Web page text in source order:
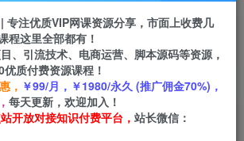
免费 正文
砖项目，日入1k+，不用玩游戏、
专注优质VIP网课资源分享，市面上收费几
程这里全部都有！
、引流技术、电商运营、脚本源码等资源，
质付费资源课程！
， ￥99/月，￥1980/永久 (推广佣金70%)，
每天更新，欢迎加入！
开放对接知识付费平台， 站长微信：